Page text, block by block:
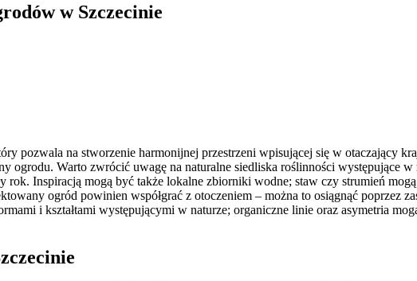
w Szczecinie
pozwala na stworzenie harmonijnej przestrzeni wpisującej się w otaczający
ogrodu. Warto zwrócić uwagę na naturalne siedliska roślinności występujące
Inspiracją mogą być także lokalne zbiorniki wodne; staw czy strumień
ogród powinien współgrać z otoczeniem – można to osiągnąć poprzez
i kształtami występującymi w naturze; organiczne linie oraz asymetria